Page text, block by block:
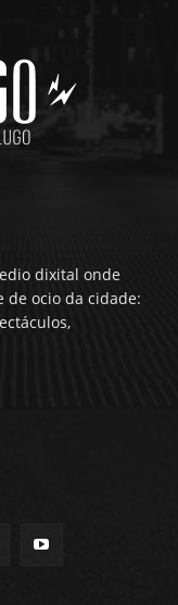
dixital onde
ocio da cidade: